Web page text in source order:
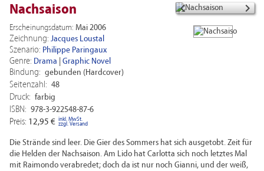
 
Nachsaison
Erscheinungsdatum: Mai 2006
Zeichnung: Jacques Loustal
Szenario: Philippe Paringaux
Genre: Drama Graphic Novel
Bindung: gebunden (Hardcover)
Seitenzahl: 48
Druck: farbig
ISBN: 978-3-922548-87-6
Preis: 12,95 € inkl. MwSt.
zzgl. Versand
Die Strände sind leer. Die Gier des Sommers hat sich ausgetobt. Zeit für
die Helden der Nachsaison. Am Lido hat Carlotta sich noch letztes Mal
mit Raimondo verabredet; doch da ist nur noch Gianni, und der weiß,